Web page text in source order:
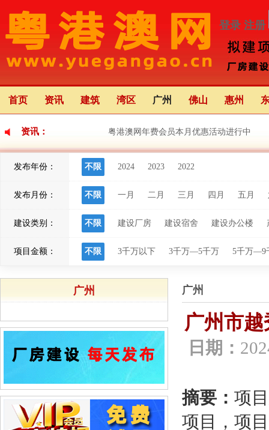
登录 注册
首页 资讯 建筑 湾区 广州 佛山 惠州
资讯： 粤港澳网年费会员本月优惠活动进行中
《珠海市2024年重点建设项目计划》图文
发布年份： 不限 2024 2023 2022
发布月份： 不限 一月 二月 三月 四月 五月
建设类别： 不限 建设厂房 建设宿舍 建设办公楼
项目金额： 不限 3千万以下 3千万—5千万 5千万—9
广州 广州
广州市
日期：
摘要： 项
项目，项